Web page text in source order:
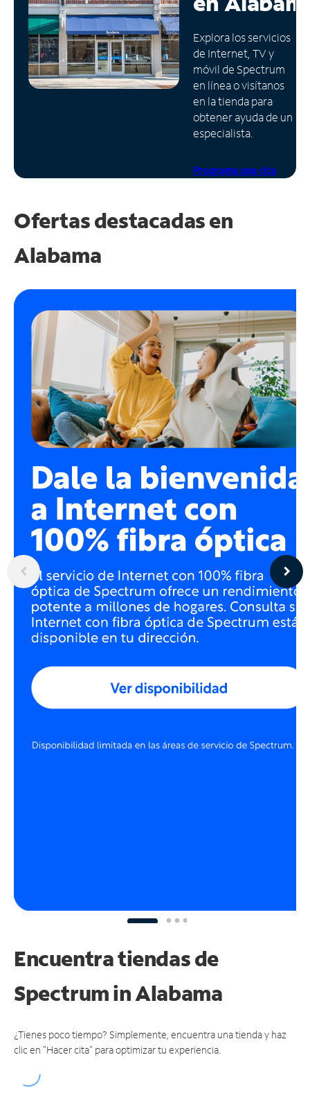
Administrar
cuenta
Encuentra
una
tienda
Explora los servicios
de Internet, TV y
móvil de Spectrum
en línea o visítanos
en la tienda para
obtener ayuda de un
especialista.
Programa una cita
Ofertas destacadas en
Alabama
Encuentra tiendas de
Spectrumin Alabama
¿Tienes poco tiempo? Simplemente, encuentra una tienda y haz
clic en "Hacer cita" para optimizar tu experiencia.